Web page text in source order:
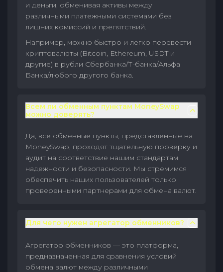
и деньги, обменивая активы между
различными платежными системами без
лишних комиссий и препятствий.
Например, можно быстро и легко перевести
криптовалюты (Bitcoin, Ethereum, USDT и
другие) в рубли Сбербанка/Т-банка/Альфа
Банка/любого другого банка.
Всем ли обменным пунктам MoneySwap
можно доверять?
Да, все обменные пункты, представленные на
MoneySwap, проходят тщательную проверку и
аудит на соответствие нашим стандартам
надежности и безопасности. Мы стремимся
обеспечить наших пользователей только
проверенными партнерами для обмена валют.
Для чего нужен агрегатор обменников?
Агрегатор обменников — это платформа,
предназначенная для сравнения условий
обмена валют между различными